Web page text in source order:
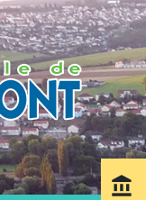
account_balance